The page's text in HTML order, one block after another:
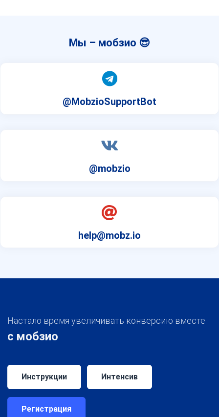
Мы – мобзио 😎
@MobzioSupportBot
@mobzio
help@mobz.io
Настало время увеличивать конверсию вместе
с мобзио
Инструкции Интенсив
Регистрация